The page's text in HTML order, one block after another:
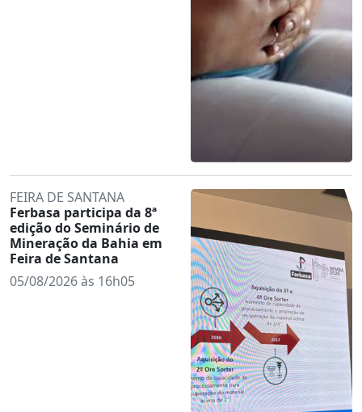
FEIRA DE SANTANA
Ferbasa participa da 8ª
edição do Seminário de
Mineração da Bahia em
Feira de Santana
05/08/2026 às 16h05